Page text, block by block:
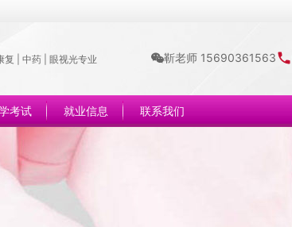
复 | 中药 | 眼视光专业 靳老师 15690361563
考试 就业信息 联系我们